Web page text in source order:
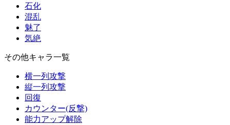
石化
混乱
魅了
気絶
その他キャラ一覧
横一列攻撃
縦一列攻撃
回復
カウンター(反撃)
能力アップ解除